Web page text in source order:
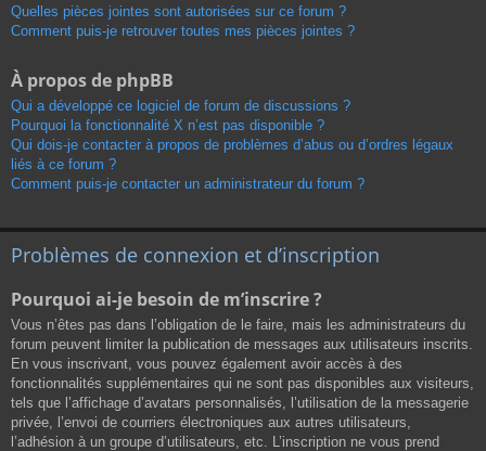
Quelles pièces jointes sont autorisées sur ce forum ?
Comment puis-je retrouver toutes mes pièces jointes ?
À propos de phpBB
Qui a développé ce logiciel de forum de discussions ?
Pourquoi la fonctionnalité X n’est pas disponible ?
Qui dois-je contacter à propos de problèmes d’abus ou d’ordres légaux
liés à ce forum ?
Comment puis-je contacter un administrateur du forum ?
Problèmes de connexion et d’inscription
Pourquoi ai-je besoin de m’inscrire ?
Vous n’êtes pas dans l’obligation de le faire, mais les administrateurs du
forum peuvent limiter la publication de messages aux utilisateurs inscrits.
En vous inscrivant, vous pouvez également avoir accès à des
fonctionnalités supplémentaires qui ne sont pas disponibles aux visiteurs,
tels que l’affichage d’avatars personnalisés, l’utilisation de la messagerie
privée, l’envoi de courriers électroniques aux autres utilisateurs,
l’adhésion à un groupe d’utilisateurs, etc. L’inscription ne vous prend